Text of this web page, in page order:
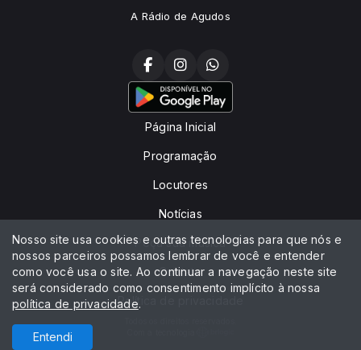
A Rádio de Agudos
Página Inicial
Programação
Locutores
Notícias
Peça sua música
Contato
Política de privacidade
Nosso site usa cookies e outras tecnologias para que nós e
nossos parceiros possamos lembrar de você e entender
como você usa o site. Ao continuar a navegação neste site
será considerado como consentimento implícito à nossa
política de privacidade.
Entendi